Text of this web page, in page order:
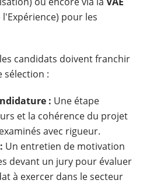
pour les
candidats doivent franchir
sélection :
: Une étape
et la cohérence du projet
avec rigueur.
Un entretien de motivation
devant un jury pour évaluer
à exercer dans le secteur